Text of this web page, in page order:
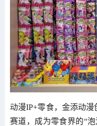
动漫IP+零食，金添动
赛道，成为零食界的“